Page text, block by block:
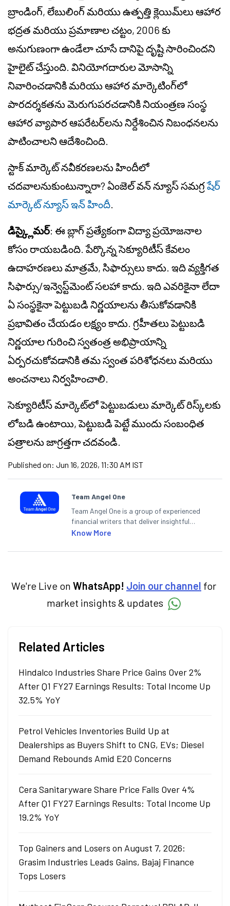
బ్రాండింగ్, లేబులింగ్ మరియు ఉత్పత్తి క్లెయిమ్‌లు ఆహార
భద్రత మరియు ప్రమాణాల చట్టం, 2006 కు
అనుగుణంగా ఉండేలా చూసే దానిపై దృష్టి సారించిందని
హైలైట్ చేస్తుంది. వినియోగదారుల మోసాన్ని
నివారించడానికి మరియు ఆహార మార్కెటింగ్‌లో
పారదర్శకతను మెరుగుపరచడానికి నియంత్రణ సంస్థ
ఆహార వ్యాపార ఆపరేటర్‌లను నిర్దేశించిన నిబంధనలను
పాటించాలని ఆదేశించింది.
స్టాక్ మార్కెట్ నవీకరణలను హిందీలో
చదవాలనుకుంటున్నారా? ఏంజెల్ వన్ న్యూస్ సమగ్రషేర్
మార్కెట్ న్యూస్ ఇన్ హిందీ.
డిస్క్లైమర్: ఈ బ్లాగ్ ప్రత్యేకంగా విద్యా ప్రయోజనాల
కోసం రాయబడింది. పేర్కొన్న సెక్యూరిటీస్ కేవలం
ఉదాహరణలు మాత్రమే, సిఫార్సులు కాదు. ఇది వ్యక్తిగత
సిఫార్సు/ఇన్వెస్ట్‌మెంట్ సలహా కాదు. ఇది ఎవరికైనా లేదా
ఏ సంస్థకైనా పెట్టుబడి నిర్ణయాలను తీసుకోవడానికి
ప్రభావితం చేయడం లక్ష్యం కాదు. గ్రహీతలు పెట్టుబడి
నిర్ణయాల గురించి స్వతంత్ర అభిప్రాయాన్ని
ఏర్పరచుకోవడానికి తమ స్వంత పరిశోధనలు మరియు
అంచనాలు నిర్వహించాలి.
సెక్యూరిటీస్ మార్కెట్‌లో పెట్టుబడులు మార్కెట్ రిస్క్‌లకు
లోబడి ఉంటాయి, పెట్టుబడి పెట్టే ముందు సంబంధిత
పత్రాలను జాగ్రత్తగా చదవండి.
Published on: Jun 16, 2026, 11:30 AM IST
Team Angel One
Team Angel One is a group of experienced
financial writers that deliver insightful
articles on the stock market, IPO, economy,
categories.
Know More
We're Live on WhatsApp! Join our channel for
market insights & updates
Related Articles
Hindalco Industries Share Price Gains Over 2%
After Q1 FY27 Earnings Results: Total Income Up
32.5% YoY
Petrol Vehicles Inventories Build Up at
Dealerships as Buyers Shift to CNG, EVs; Diesel
Demand Rebounds Amid E20 Concerns
Cera Sanitaryware Share Price Falls Over 4%
After Q1 FY27 Earnings Results: Total Income Up
19.2% YoY
Top Gainers and Losers on August 7, 2026:
Grasim Industries Leads Gains, Bajaj Finance
Tops Losers